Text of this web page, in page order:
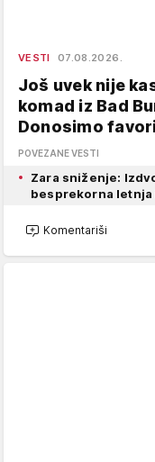
VESTI 07.08.2026.
Još uvek nije
komad iz Bad
Donosimo
POVEZANE VESTI
Zara sniženje:
besprekorna letnja
Komentariši